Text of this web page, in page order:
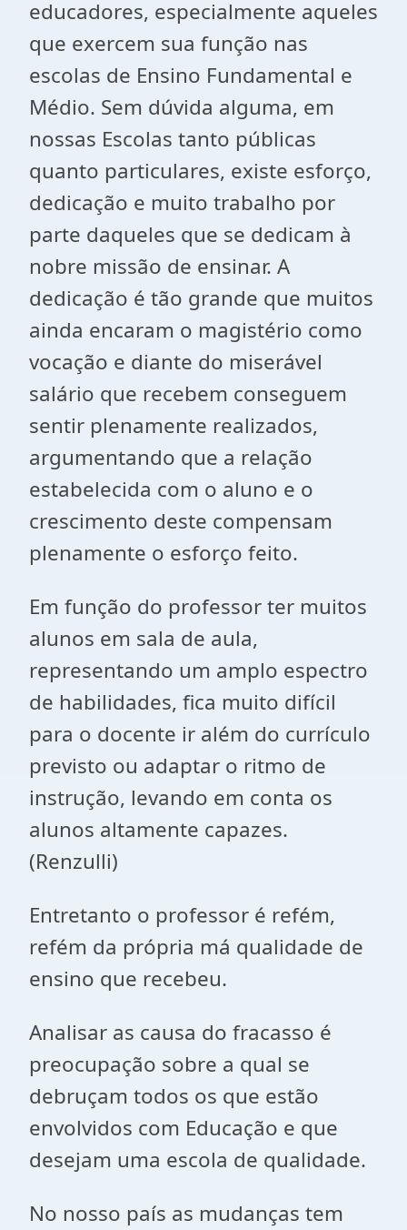
educadores, especialmente aqueles
que exercem sua função nas
escolas de Ensino Fundamental e
Médio. Sem dúvida alguma, em
nossas Escolas tanto públicas
quanto particulares, existe esforço,
dedicação e muito trabalho por
parte daqueles que se dedicam à
nobre missão de ensinar. A
dedicação é tão grande que muitos
ainda encaram o magistério como
vocação e diante do miserável
salário que recebem conseguem
sentir plenamente realizados,
argumentando que a relação
estabelecida com o aluno e o
crescimento deste compensam
plenamente o esforço feito.
Em função do professor ter muitos
alunos em sala de aula,
representando um amplo espectro
de habilidades, fica muito difícil
para o docente ir além do currículo
previsto ou adaptar o ritmo de
instrução, levando em conta os
alunos altamente capazes.
(Renzulli)
Entretanto o professor é refém,
refém da própria má qualidade de
ensino que recebeu.
Analisar as causa do fracasso é
preocupação sobre a qual se
debruçam todos os que estão
envolvidos com Educação e que
desejam uma escola de qualidade.
No nosso país as mudanças tem